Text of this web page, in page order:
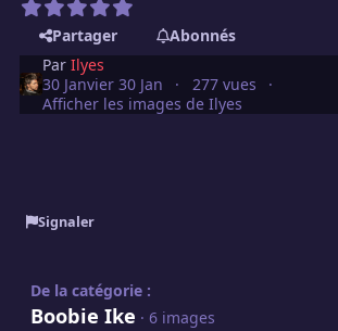
Partager
Abonnés
ParIlyes
30 Janvier30 Jan
277 vues
Afficher les images de Ilyes
Signaler
De la catégorie :
Boobie Ike · 6 images